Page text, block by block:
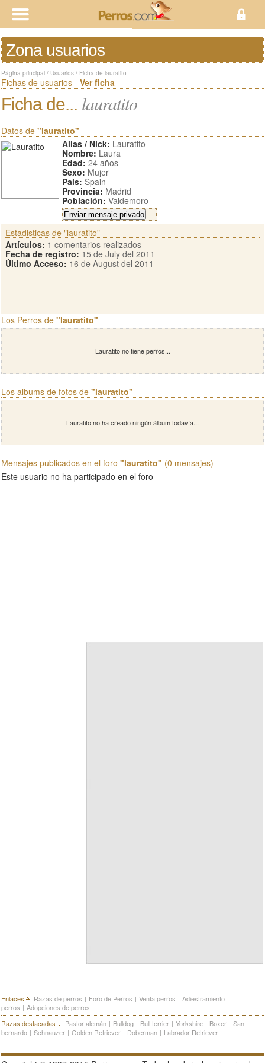
Zona usuarios
Página principal / Usuarios / Ficha de lauratito
Fichas de usuarios - Ver ficha
Ficha de... lauratito
Datos de "lauratito"
Alias / Nick: Lauratito
Nombre: Laura
Edad: 24 años
Sexo: Mujer
Pais: Spain
Provincia: Madrid
Población: Valdemoro
Estadisticas de "lauratito"
Artículos: 1 comentarios realizados
Fecha de registro: 15 de July del 2011
Último Acceso: 16 de August del 2011
Los Perros de "lauratito"
Lauratito no tiene perros...
Los albums de fotos de "lauratito"
Lauratito no ha creado ningún álbum todavía...
Mensajes publicados en el foro "lauratito" (0 mensajes)
Este usuario no ha participado en el foro
Enlaces Razas de perros | Foro de Perros | Venta perros | Adiestramiento
perros | Adopciones de perros
Razas destacadas
Pastor alemán | Bulldog | Bull terrier | Yorkshire | Boxer | San
bernardo | Schnauzer | Golden Retriever | Doberman | Labrador Retriever